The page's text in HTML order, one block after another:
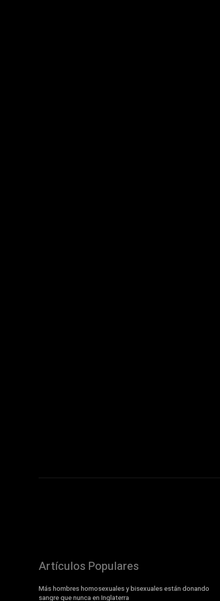
Artículos Populares
Más hombres homosexuales y bisexuales están donando
sangre que nunca en Inglaterra